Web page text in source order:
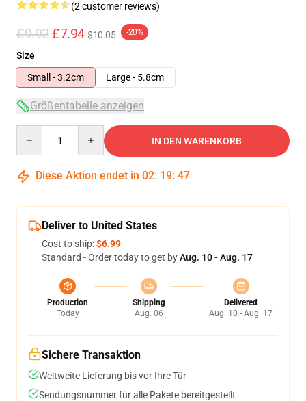
(2 customer reviews)
£9.92 £7.94 $10.05 -20%
Size
Small - 3.2cm
Large - 5.8cm
Größentabelle anzeigen
IN DEN WARENKORB
Diese Aktion endet in 02: 19: 46
Deliver to United States
Cost to ship:$6.99
Standard - Order today to get byAug. 10 - Aug. 17
Production
Today
Shipping
Aug. 06
Delivered
Aug. 10 - Aug. 17
Sichere Transaktion
Weltweite Lieferung bis vor Ihre Tür
Sendungsnummer für alle Pakete bereitgestellt